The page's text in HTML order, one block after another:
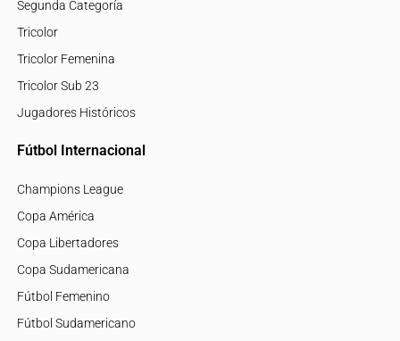
Segunda Categoría
Tricolor
Tricolor Femenina
Tricolor Sub 23
Jugadores Históricos
Fútbol Internacional
Champions League
Copa América
Copa Libertadores
Copa Sudamericana
Fútbol Femenino
Fútbol Sudamericano